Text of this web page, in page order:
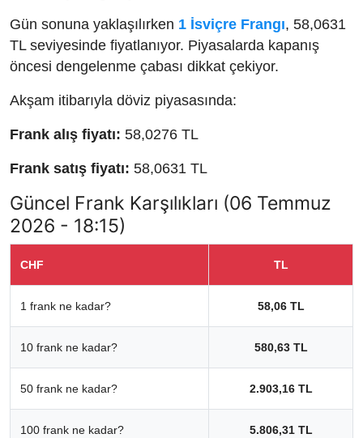
Gün sonuna yaklaşılırken 1 İsviçre Frangı, 58,0631
TL seviyesinde fiyatlanıyor. Piyasalarda kapanış
öncesi dengelenme çabası dikkat çekiyor.
Akşam itibarıyla döviz piyasasında:
Frank alış fiyatı: 58,0276 TL
Frank satış fiyatı: 58,0631 TL
Güncel Frank Karşılıkları (06 Temmuz
2026 - 18:15)
CHF TL
1 frank ne kadar? 58,06 TL
10 frank ne kadar? 580,63 TL
50 frank ne kadar? 2.903,16 TL
100 frank ne kadar? 5.806,31 TL